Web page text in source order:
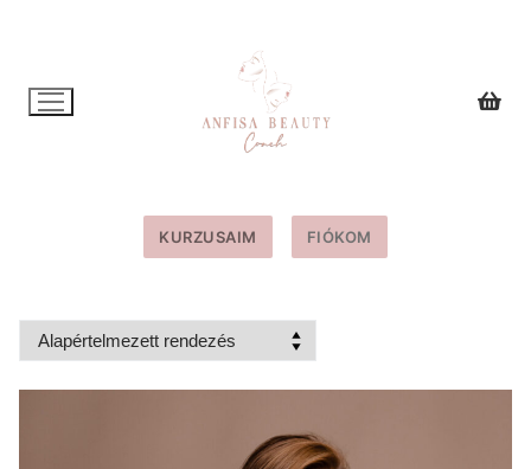
KURZUSAIM FIÓKOM